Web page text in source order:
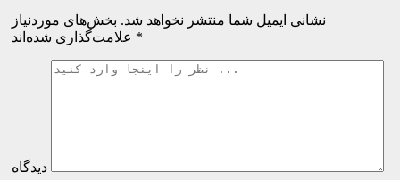
نشانی ایمیل شما منتشر نخواهد شد. بخش‌های موردنیاز
*
دیدگاه